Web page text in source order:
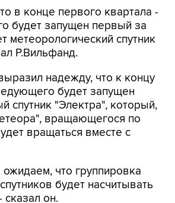
в конце первого квартала -
будет запущен первый за
метеорологический спутник
Р.Вильфанд.
надежду, что к концу
будет запущен
спутник "Электра", который,
вращающегося по
вращаться вместе с
что группировка
будет насчитывать
сказал он.